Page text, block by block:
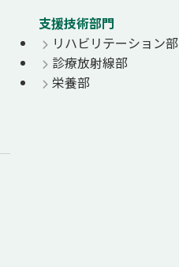
支援技術部門
リハビリテーション部
診療放射線部
栄養部